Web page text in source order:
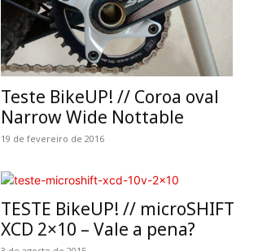
Teste BikeUP! // Coroa oval
Narrow Wide Nottable
19 de fevereiro de 2016
TESTE BikeUP! // microSHIFT
XCD 2×10 – Vale a pena?